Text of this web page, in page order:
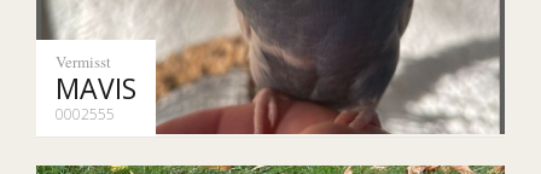
Vermisst
MAVIS
0002555